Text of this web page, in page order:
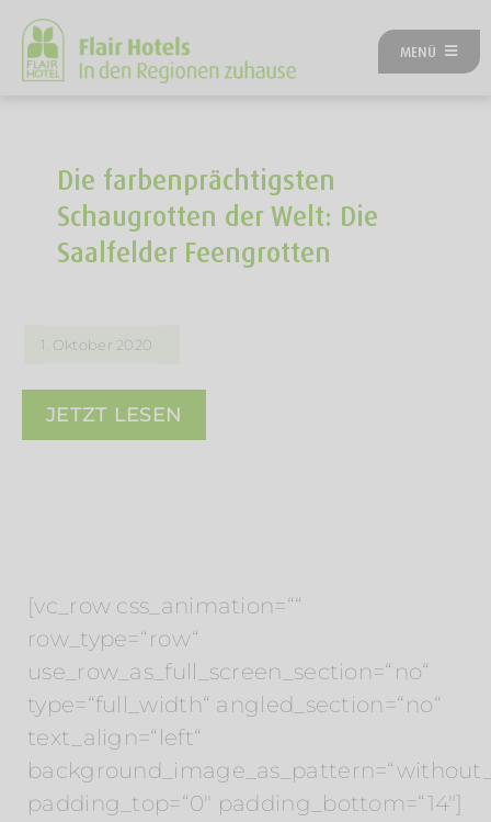
Zum
Inhalt
springen
MENÜ
UNSERE HOTELS
REISEKATEGORIEN
FLAIRREISEN MAGAZIN
NEUES BEI FLAIR
Die farbenprächtigsten
Schaugrotten der Welt: Die
Saalfelder Feengrotten
1. Oktober 2020
JETZT LESEN
[vc_row css_animation=““
row_type=“row“
use_row_as_full_screen_section=“no“
type=“full_width“ angled_section=“no“
text_align=“left“
padding_top=“0″ padding_bottom=“14″]